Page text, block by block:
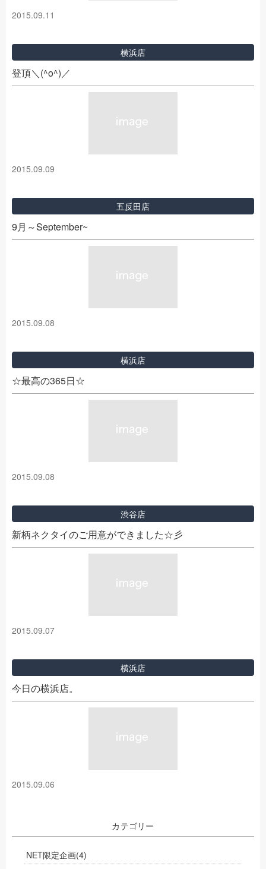
2015.09.11
横浜店
登頂＼(^o^)／
2015.09.09
五反田店
9月～September~
2015.09.08
横浜店
☆最高の365日☆
2015.09.08
渋谷店
新柄ネクタイのご用意ができました☆彡
2015.09.07
横浜店
今日の横浜店。
2015.09.06
カテゴリー
NET限定企画(4)